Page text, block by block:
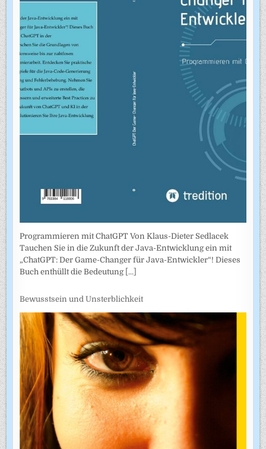
Programmieren mit ChatGPT Von Klaus-Dieter Sedlacek
Tauchen Sie in die Zukunft der Java-Entwicklung ein mit
„ChatGPT: Der Game-Changer für Java-Entwickler“! Dieses
Buch enthüllt die Bedeutung [...]
Bewusstsein und Unsterblichkeit